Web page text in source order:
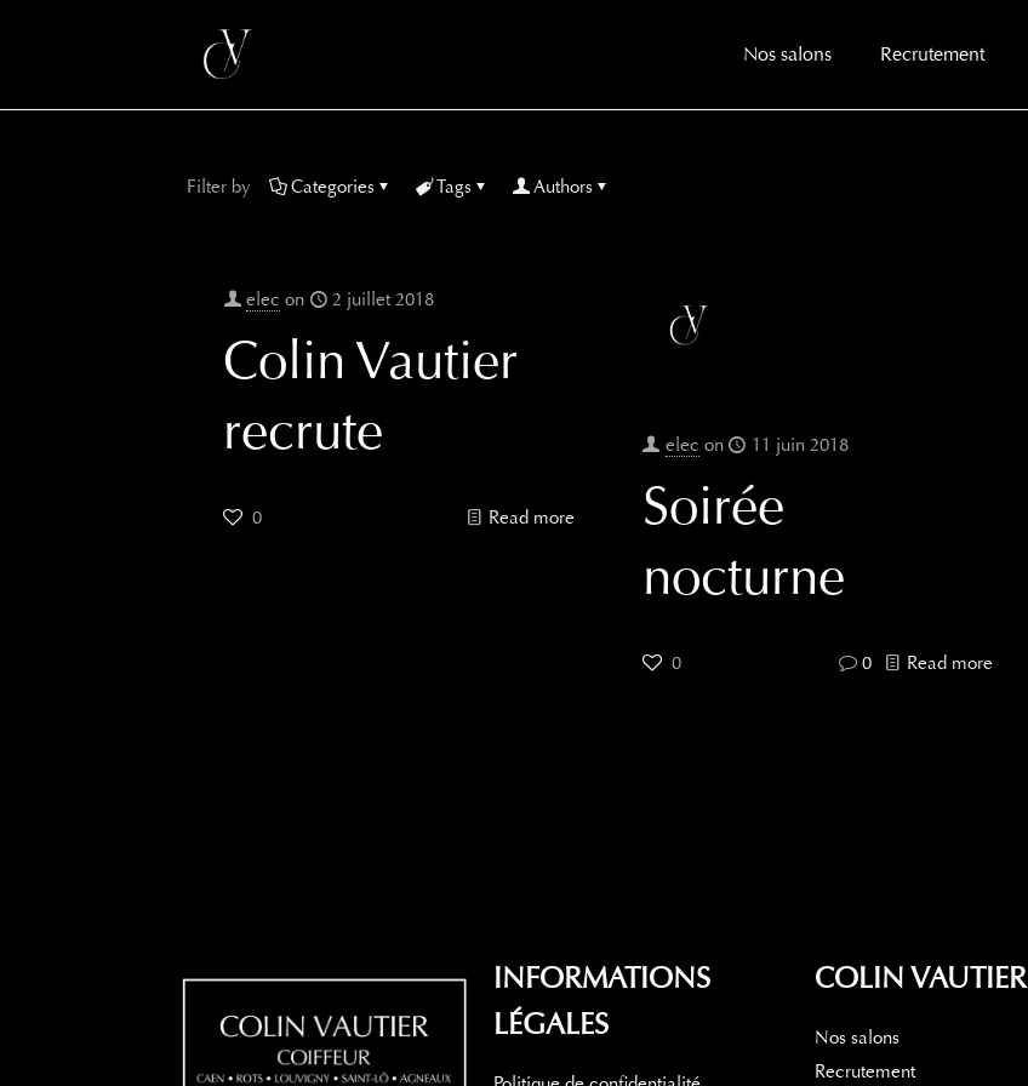
Nos salons Recrutement
Filter by Categories Tags Authors
elec on 2 juillet 2018
Colin Vautier
recrute
0 Read more
elec on 11 juin 2018
Soirée
nocturne
0 0 Read more
INFORMATIONS
LÉGALES
COLIN VAUTIER
Nos salons
Recrutement